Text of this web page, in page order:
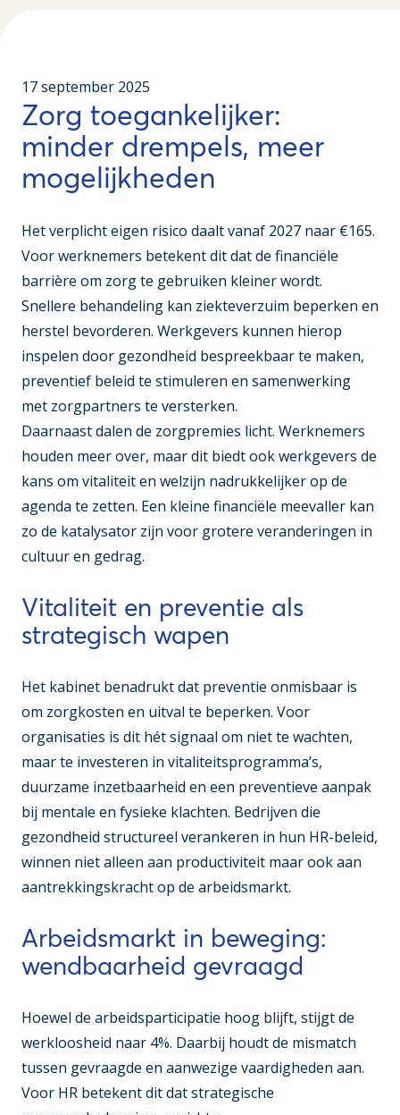
17 september 2025
Zorg toegankelijker:
minder drempels, meer
mogelijkheden
Het verplicht eigen risico daalt vanaf 2027 naar €165.
Voor werknemers betekent dit dat de financiële
barrière om zorg te gebruiken kleiner wordt.
Snellere behandeling kan ziekteverzuim beperken en
herstel bevorderen. Werkgevers kunnen hierop
inspelen door gezondheid bespreekbaar te maken,
preventief beleid te stimuleren en samenwerking
met zorgpartners te versterken.
Daarnaast dalen de zorgpremies licht. Werknemers
houden meer over, maar dit biedt ook werkgevers de
kans om vitaliteit en welzijn nadrukkelijker op de
agenda te zetten. Een kleine financiële meevaller kan
zo de katalysator zijn voor grotere veranderingen in
cultuur en gedrag.
Vitaliteit en preventie als
strategisch wapen
Het kabinet benadrukt dat preventie onmisbaar is
om zorgkosten en uitval te beperken. Voor
organisaties is dit hét signaal om niet te wachten,
maar te investeren in vitaliteitsprogramma’s,
duurzame inzetbaarheid en een preventieve aanpak
bij mentale en fysieke klachten. Bedrijven die
gezondheid structureel verankeren in hun HR-beleid,
winnen niet alleen aan productiviteit maar ook aan
aantrekkingskracht op de arbeidsmarkt.
Arbeidsmarkt in beweging:
wendbaarheid gevraagd
Hoewel de arbeidsparticipatie hoog blijft, stijgt de
werkloosheid naar 4%. Daarbij houdt de mismatch
tussen gevraagde en aanwezige vaardigheden aan.
Voor HR betekent dit dat strategische